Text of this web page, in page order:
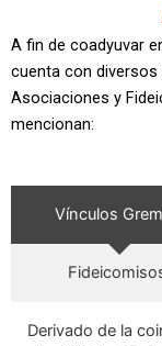
A fin de coadyuvar
cuenta con diversos
Asociaciones y
mencionan:
Vínculos
Derivado de la